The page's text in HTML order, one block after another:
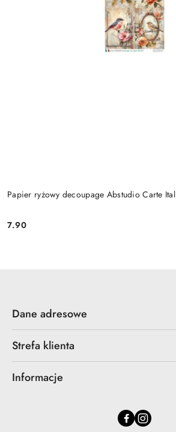
Papier ryżowy decoupage Abstudio Carte
Cena:
7.90
Dane adresowe
Strefa klienta
Informacje